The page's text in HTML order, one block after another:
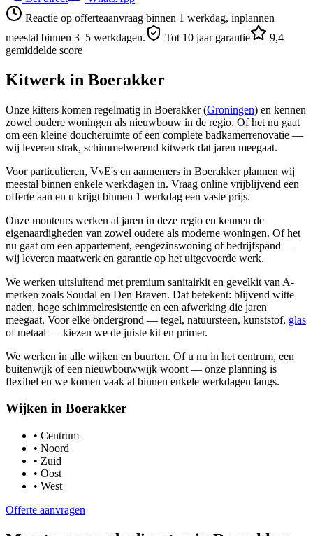
Reactie op offerteaanvraag binnen 1 werkdag, inplannen
meestal binnen 3–5 werkdagen.
Tot 10 jaar garantie
9,4
gemiddelde score
Kitwerk in Boerakker
Onze kitters komen regelmatig in Boerakker (Groningen) en kennen
zowel oudere woningen als nieuwbouw in de regio. Of het nu gaat
om een kleine doucheruimte of een complete badkamerrenovatie —
wij leveren strak, schimmelwerend kitwerk dat jaren meegaat.
Voor particulieren, VvE's en aannemers in Boerakker plannen wij
meestal binnen enkele werkdagen in. Vraag online vrijblijvend een
offerte aan en u krijgt binnen 1 werkdag een vaste prijs.
Onze monteurs werken al jaren in deze regio en kennen de
eigenaardigheden van zowel oudere als moderne woningen. Of het
nu gaat om een appartement, eengezinswoning of bedrijfspand —
wij leveren maatwerk en garantie op het uitgevoerde werk.
We werken uitsluitend met premium sanitairkit en gevelkit van A-
merken zoals Soudal en Den Braven. Dat betekent: blijvend witte
naden, hoge schimmelresistentie en een afwerking die jaren
meegaat. Voor elke ondergrond — tegel, natuursteen, kunststof, glas
of metaal — kiezen we de juiste kit en primer.
We werken in alle wijken en buurten. Of u nu in het centrum, een
buitenwijk of een nieuwbouwwijk woont — onze planning is
flexibel en we komen vaak al binnen enkele werkdagen langs.
Wijken in Boerakker
• Centrum
• Noord
• Zuid
• Oost
• West
Offerte aanvragen